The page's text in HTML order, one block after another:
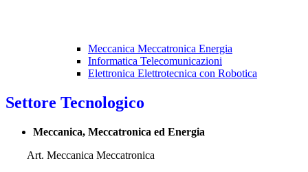
Meccanica Meccatronica Energia
Informatica Telecomunicazioni
Elettronica Elettrotecnica con Robotica
Settore Tecnologico
Meccanica, Meccatronica ed Energia
Art. Meccanica Meccatronica